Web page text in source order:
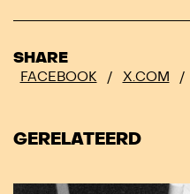
SHARE
FACEBOOK / X.COM /
GERELATEERD